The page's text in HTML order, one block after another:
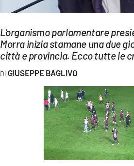
LAC TV
LAC NETWORK
LAC ONAIR
LACPLAY.IT
LACONAIR.IT
L’organismo parlamentare
Morra inizia stamane una due
città e provincia. Ecco tutte le
GIUSEPPE BAGLIVO